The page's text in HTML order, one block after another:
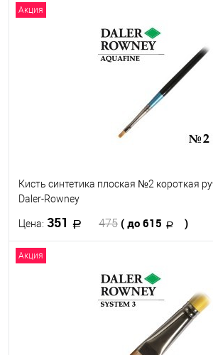
В
10
Акция
Кисть синтетика плоская №2 короткая
Daler-Rowney
Цена: 351 475 ( до 615 )
В
10
Акция